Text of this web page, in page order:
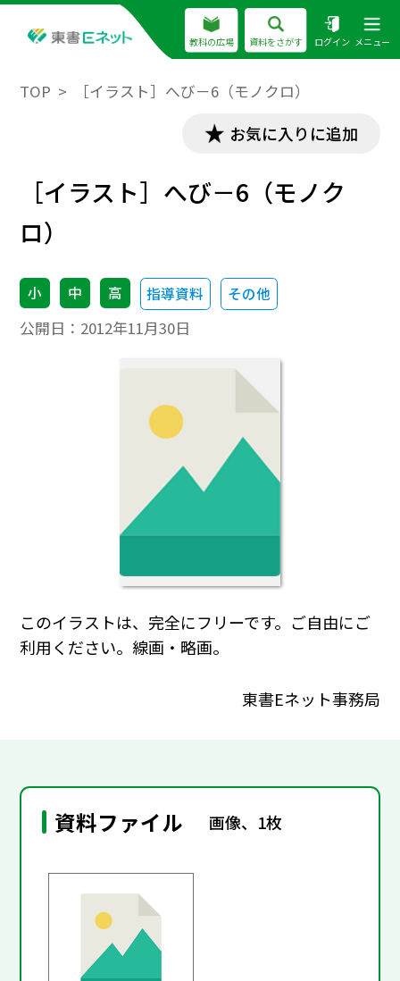
教科の広場 資料をさがす ログイン メニュー
TOP ［イラスト］へび－6（モノクロ）
お気に入りに追加
［イラスト］へび－6（モノク
ロ）
小 中 高 指導資料 その他
公開日： 2012年11月30日
このイラストは、完全にフリーです。ご自由にご
利用ください。線画・略画。
東書Eネット事務局
資料ファイル 画像、1枚